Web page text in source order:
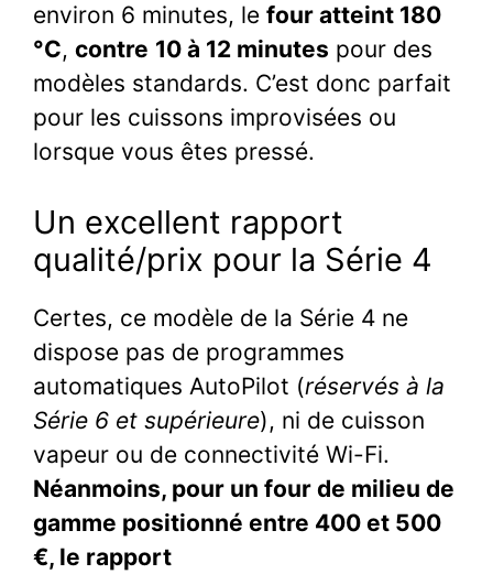
environ 6 minutes, le four atteint 180
°C, contre 10 à 12 minutes pour des
modèles standards. C’est donc parfait
pour les cuissons improvisées ou
lorsque vous êtes pressé.
Un excellent rapport
qualité/prix pour la Série 4
Certes, ce modèle de la Série 4 ne
dispose pas de programmes
automatiques AutoPilot (réservés à la
Série 6 et supérieure), ni de cuisson
vapeur ou de connectivité Wi-Fi.
Néanmoins, pour un four de milieu de
gamme positionné entre 400 et 500
€, le rapport